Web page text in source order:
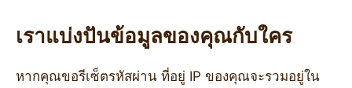
เราแบ่งปันข้อมูลของคุณกับใคร
หากคุณขอรีเซ็ตรหัสผ่าน ที่อยู่ IP ของคุณจะรวมอยู่ใน